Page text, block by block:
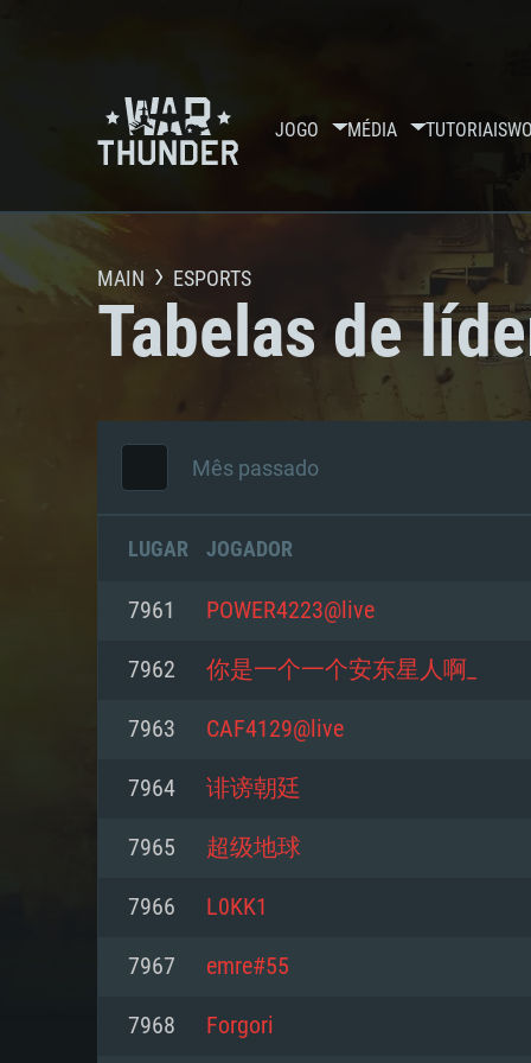
JOGO MÉDIA TUTORIAIS
MAIN ESPORTS
Tabelas de
Mês passado
LUGAR JOGADOR
7961 POWER4223@live
7962 你是一个一个安东星人啊_
7963 CAF4129@live
7964 诽谤朝廷
7965 超级地球
7966 L0KK1
7967 emre#55
7968 Forgori